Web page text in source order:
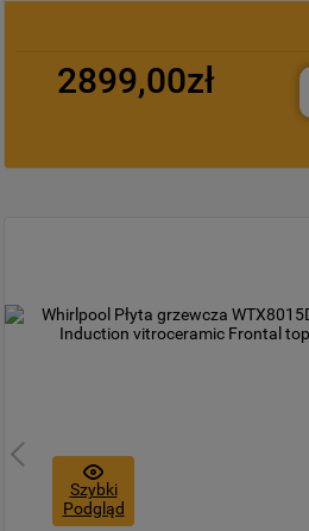
2899,00zł
Szybki
Podgląd